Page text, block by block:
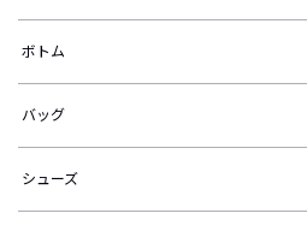
ボトム
バッグ
シューズ